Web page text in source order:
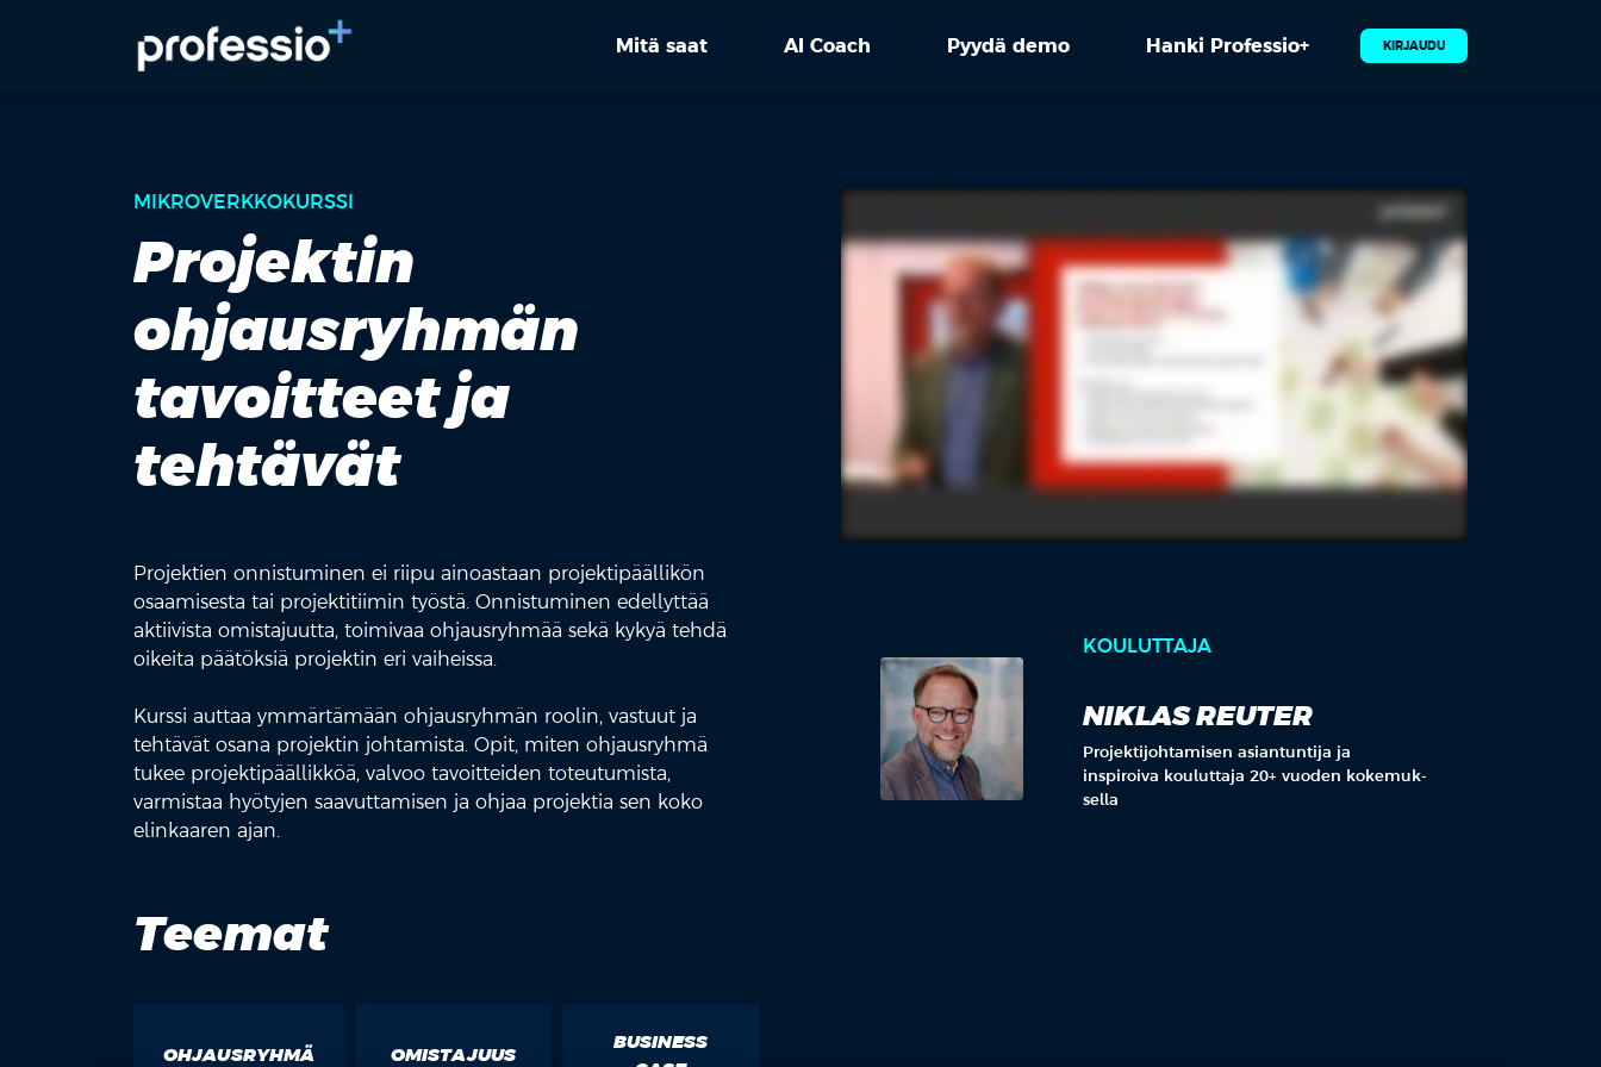
Mitä saat AI Coach Pyydä demo Hanki Professio+ KIRJAUDU
MIKROVERKKOKURSSI
Projektin
ohjausryhmän
tavoitteet ja
tehtävät
Projektien onnistuminen ei riipu ainoastaan projektipäällikön
osaamisesta tai projektitiimin työstä. Onnistuminen edellyttää
aktiivista omistajuutta, toimivaa ohjausryhmää sekä kykyä tehdä
oikeita päätöksiä projektin eri vaiheissa.
Kurssi auttaa ymmärtämään ohjausryhmän roolin, vastuut ja
tehtävät osana projektin johtamista. Opit, miten ohjausryhmä
tukee projektipäällikköä, valvoo tavoitteiden toteutumista,
varmistaa hyötyjen saavuttamisen ja ohjaa projektia sen koko
elinkaaren ajan.
Teemat
OHJAUSRYHMÄ OMISTAJUUS
BUSINESS
KOULUTTAJA
NIKLAS REUTER
Projektijohtamisen asiantuntija ja
inspiroiva kouluttaja 20+ vuo­den ko­ke­muk­
sel­la